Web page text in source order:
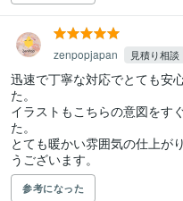
zenpopjapan 見積り相談
迅速で丁寧な対応でとても安
た。
イラストもこちらの意図をす
た。
とても暖かい雰囲気の仕上が
うございます。
参考になった